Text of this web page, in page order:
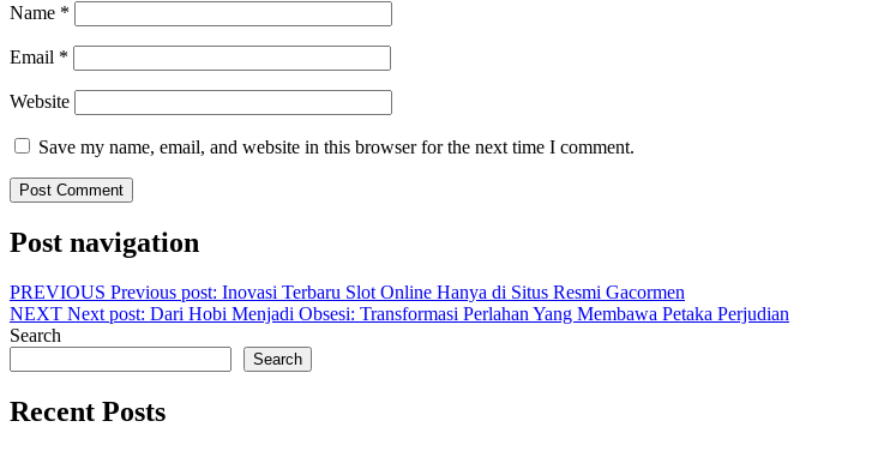
Name *
Email *
Website
Save my name, email, and website in this browser for the next time I comment.
Post navigation
PREVIOUS Previous post: Inovasi Terbaru Slot Online Hanya di Situs Resmi Gacormen
NEXT Next post: Dari Hobi Menjadi Obsesi: Transformasi Perlahan Yang Membawa Petaka Perjudian
Search
Search
Recent Posts